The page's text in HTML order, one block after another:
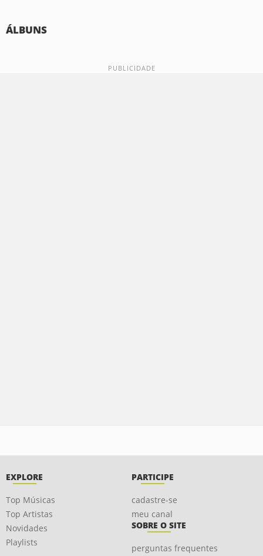
ÁLBUNS
EXPLORE
Top Músicas
Top Artistas
Novidades
Playlists
PARTICIPE
cadastre-se
meu canal
SOBRE O SITE
perguntas frequentes